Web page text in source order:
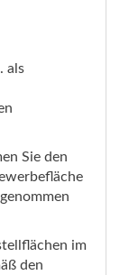
als
Sie den
im
den